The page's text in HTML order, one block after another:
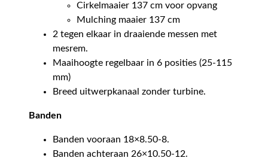
Cirkelmaaier 137 cm voor opvang
Mulching maaier 137 cm
2 tegen elkaar in draaiende messen met
mesrem.
Maaihoogte regelbaar in 6 posities (25-115
mm)
Breed uitwerpkanaal zonder turbine.
Banden
Banden vooraan 18×8.50-8.
Banden achteraan 26×10.50-12.